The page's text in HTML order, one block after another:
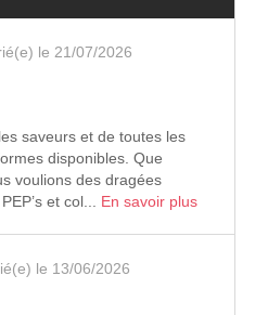
le 21/07/2026
saveurs et de toutes les
disponibles. Que
voulions des dragées
et col... En savoir plus
le 13/06/2026